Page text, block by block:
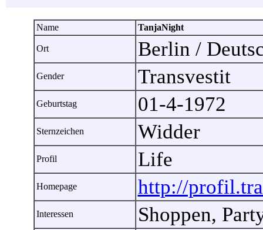
Name TanjaNight
Ort Berlin /
Gender Transvestit
Geburtstag 01-4-1972
Sternzeichen Widder
Profil Life
Homepage http://
Interessen Shoppen,